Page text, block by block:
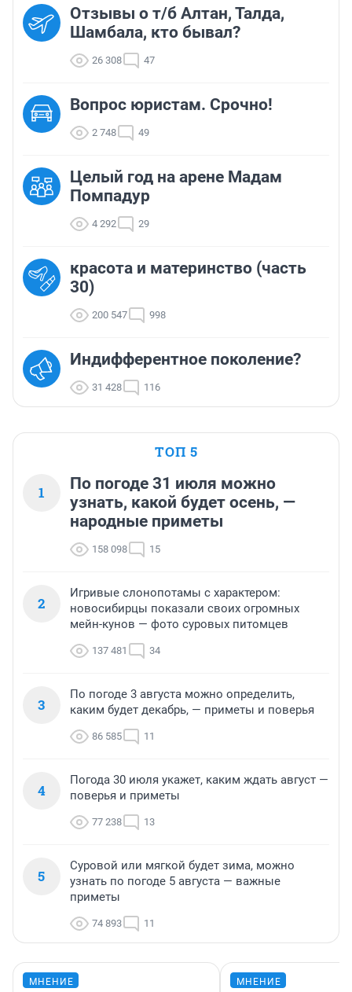
Отзывы о т/б Алтан, Талда,
Шамбала, кто бывал?
26 308 47
Вопрос юристам. Срочно!
2 748 49
Целый год на арене Мадам
Помпадур
4 292 29
красота и материнство (часть
30)
200 547 998
Индифферентное поколение?
31 428 116
ТОП 5
1
По погоде 31 июля можно
узнать, какой будет осень, —
народные приметы
158 098 15
2
Игривые слонопотамы с характером:
новосибирцы показали своих огромных
мейн-кунов — фото суровых питомцев
137 481 34
3
По погоде 3 августа можно определить,
каким будет декабрь, — приметы и поверья
86 585 11
4
Погода 30 июля укажет, каким ждать август —
поверья и приметы
77 238 13
5
Суровой или мягкой будет зима, можно
узнать по погоде 5 августа — важные
приметы
74 893 11
МНЕНИЕ МНЕНИЕ